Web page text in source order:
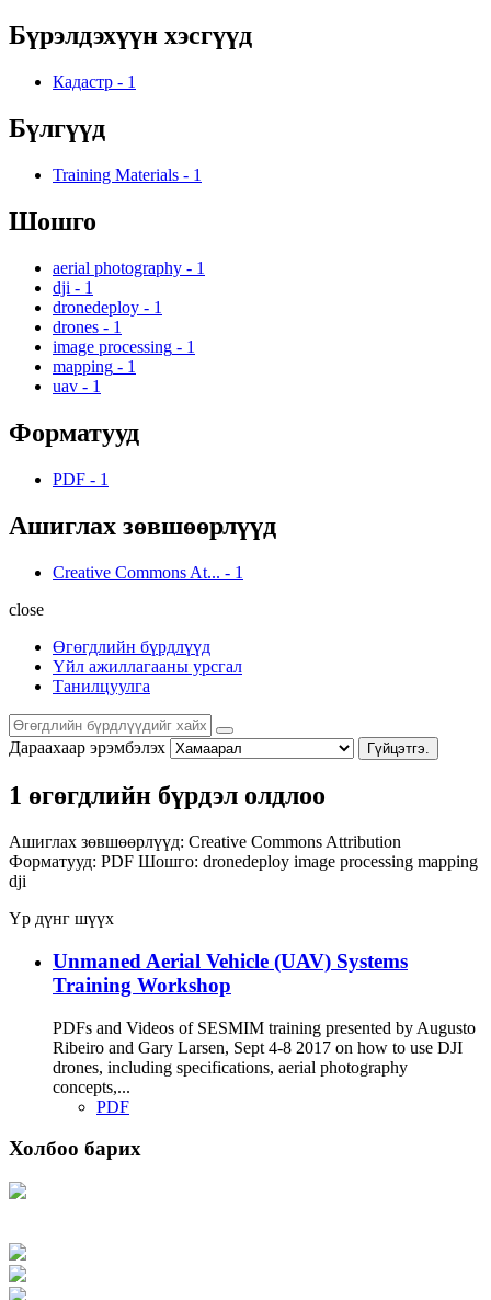
Бүрэлдэхүүн хэсгүүд
Кадастр - 1
Бүлгүүд
Training Materials - 1
Шошго
aerial photography - 1
dji - 1
dronedeploy - 1
drones - 1
image processing - 1
mapping - 1
uav - 1
Форматууд
PDF - 1
Ашиглах зөвшөөрлүүд
Creative Commons At... - 1
close
Өгөгдлийн бүрдлүүд
Үйл ажиллагааны урсгал
Танилцуулга
Дараахаар эрэмбэлэх Гүйцэтгэ.
1 өгөгдлийн бүрдэл олдлоо
Ашиглах зөвшөөрлүүд: Creative Commons Attribution
Форматууд: PDF Шошго: dronedeploy image processing mapping
dji
Үр дүнг шүүх
Unmaned Aerial Vehicle (UAV) Systems
Training Workshop
PDFs and Videos of SESMIM training presented by Augusto
Ribeiro and Gary Larsen, Sept 4-8 2017 on how to use DJI
drones, including specifications, aerial photography
concepts,...
PDF
Холбоо барих